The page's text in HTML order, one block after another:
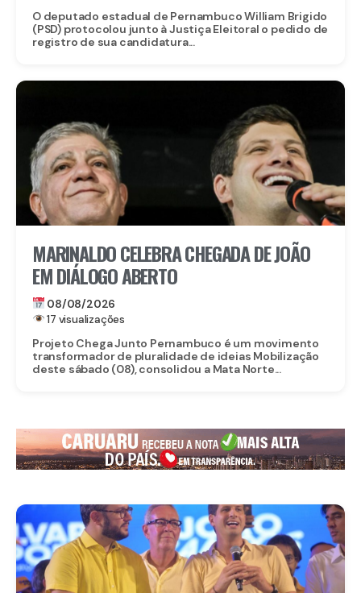
O deputado estadual de Pernambuco William Brigido
(PSD) protocolou junto à Justiça Eleitoral o pedido de
registro de sua candidatura...
MARINALDO CELEBRA CHEGADA DE JOÃO
EM DIÁLOGO ABERTO
08/08/2026
17 visualizações
Projeto Chega Junto Pernambuco é um movimento
transformador de pluralidade de ideias Mobilização
deste sábado (08), consolidou a Mata Norte...